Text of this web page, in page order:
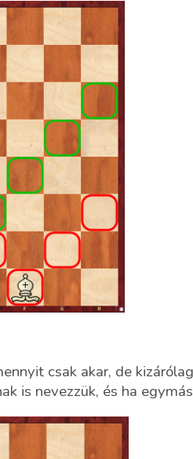
csak akar, de
is nevezzük, és ha